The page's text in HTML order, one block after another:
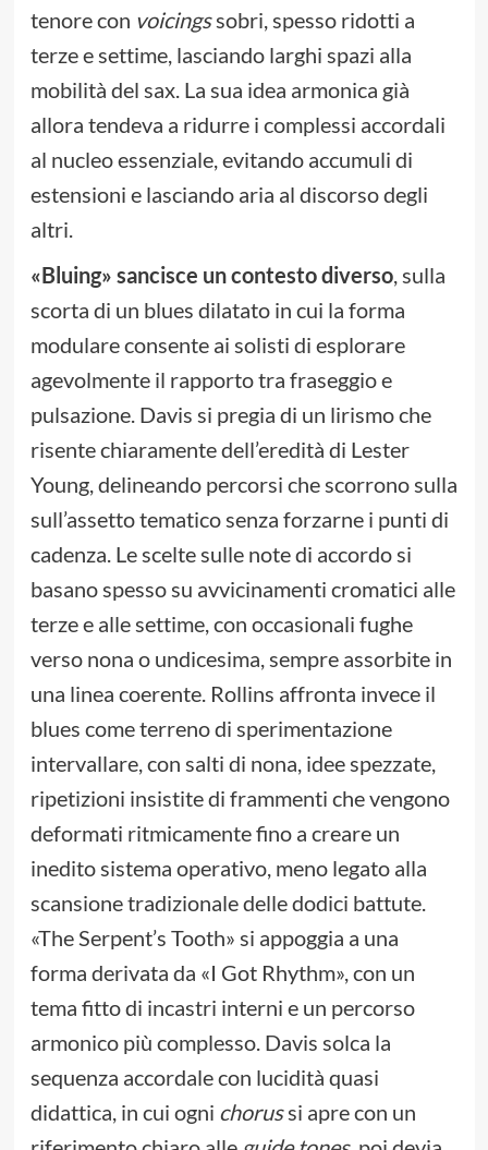
tenore con voicingssobri, spesso ridotti a
terze e settime, lasciando larghi spazi alla
mobilità del sax. La sua idea armonica già
allora tendeva a ridurre i complessi accordali
al nucleo essenziale, evitando accumuli di
estensioni e lasciando aria al discorso degli
altri.
«Bluing» sancisce un contesto diverso, sulla
scorta di un blues dilatato in cui la forma
modulare consente ai solisti di esplorare
agevolmente il rapporto tra fraseggio e
pulsazione. Davis si pregia di un lirismo che
risente chiaramente dell’eredità di Lester
Young, delineando percorsi che scorrono sulla
sull’assetto tematico senza forzarne i punti di
cadenza. Le scelte sulle note di accordo si
basano spesso su avvicinamenti cromatici alle
terze e alle settime, con occasionali fughe
verso nona o undicesima, sempre assorbite in
una linea coerente. Rollins affronta invece il
blues come terreno di sperimentazione
intervallare, con salti di nona, idee spezzate,
ripetizioni insistite di frammenti che vengono
deformati ritmicamente fino a creare un
inedito sistema operativo, meno legato alla
scansione tradizionale delle dodici battute.
«The Serpent’s Tooth» si appoggia a una
forma derivata da «I Got Rhythm», con un
tema fitto di incastri interni e un percorso
armonico più complesso. Davis solca la
sequenza accordale con lucidità quasi
didattica, in cui ogni chorussi apre con un